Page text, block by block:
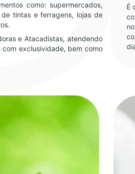
como: supermercados,
tintas e ferragens, lojas de
e Atacadistas, atendendo
com exclusividade, bem como
É